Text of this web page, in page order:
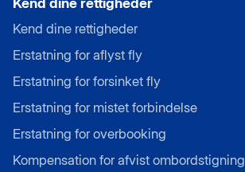
Kend dine rettigheder
Erstatning for aflyst fly
Erstatning for forsinket fly
Erstatning for mistet forbindelse
Erstatning for overbooking
Kompensation for afvist ombordstigning